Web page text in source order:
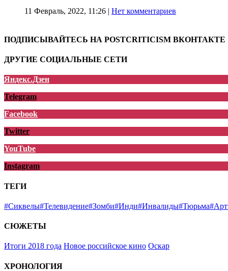
11 Февраль, 2022, 11:26 | Нет комментариев
ПОДПИСЫВАЙТЕСЬ НА POSTCRITICISM ВКОНТАКТЕ
ДРУГИЕ СОЦИАЛЬНЫЕ СЕТИ
Яндекс.Дзен
Telegram
Facebook
Twitter
YouTube
Instagram
ТЕГИ
#Сиквелы#Телевидение#Зомби#Инди#Инвалиды#Тюрьма
СЮЖЕТЫ
Итоги 2018 года Новое российское кино Оскар
ХРОНОЛОГИЯ